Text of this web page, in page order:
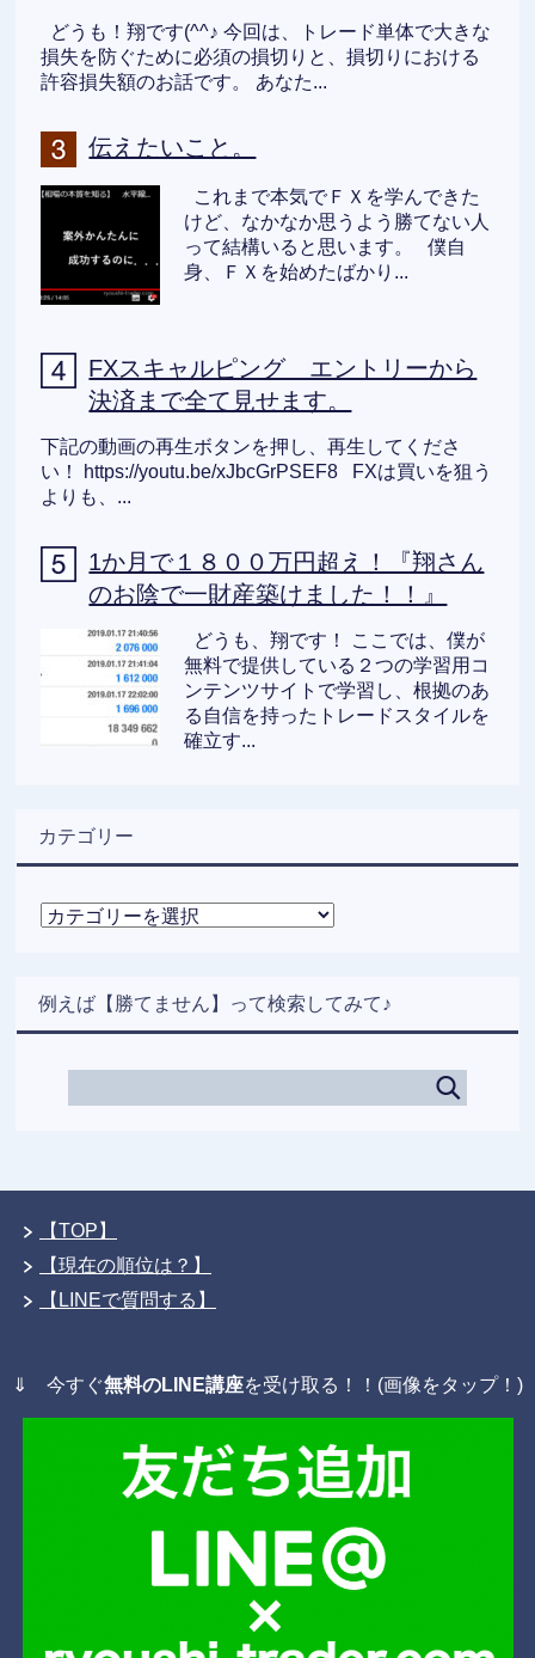
どうも！翔です(^^♪ 今回は、トレード単体で大きな
損失を防ぐために必須の損切りと、損切りにおける
許容損失額のお話です。 あなた...
伝えたいこと。
これまで本気でＦＸを学んできた
けど、なかなか思うよう勝てない人
って結構いると思います。 僕自
身、ＦＸを始めたばかり...
FXスキャルピング エントリーから
決済まで全て見せます。
下記の動画の再生ボタンを押し、再生してくださ
い！ https://youtu.be/xJbcGrPSEF8 FXは買いを狙う
よりも、...
1か月で１８００万円超え！『翔さん
のお陰で一財産築けました！！』
どうも、翔です！ ここでは、僕が
無料で提供している２つの学習用コ
ンテンツサイトで学習し、根拠のあ
る自信を持ったトレードスタイルを
確立す...
カテゴリー
カ
ー
例えば【勝てません】って検索してみて♪
【TOP】
【現在の順位は？】
【LINEで質問する】
⇓ 今すぐ無料のLINE講座を受け取る！！(画像をタップ！)